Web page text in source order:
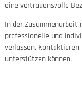
eine vertrauensvolle
In der Zusammenarbeit
professionelle und
verlassen. Kontaktieren
unterstützen können.